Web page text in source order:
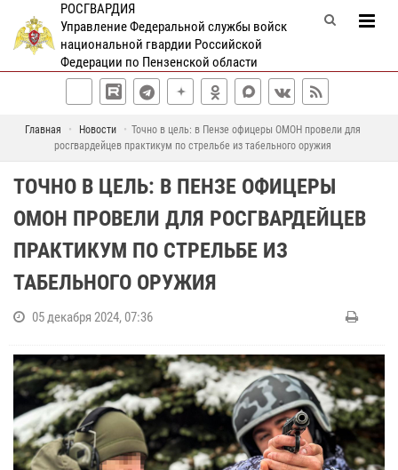
РОСГВАРДИЯ
Управление Федеральной службы войск
национальной гвардии Российской
Федерации по Пензенской области
Главная Новости
Точно в цель: в Пензе офицеры ОМОН провели для
росгвардейцев практикум по стрельбе из табельного оружия
ТОЧНО В ЦЕЛЬ: В ПЕНЗЕ ОФИЦЕРЫ
ОМОН ПРОВЕЛИ ДЛЯ РОСГВАРДЕЙЦЕВ
ПРАКТИКУМ ПО СТРЕЛЬБЕ ИЗ
ТАБЕЛЬНОГО ОРУЖИЯ
05 декабря 2024, 07:36